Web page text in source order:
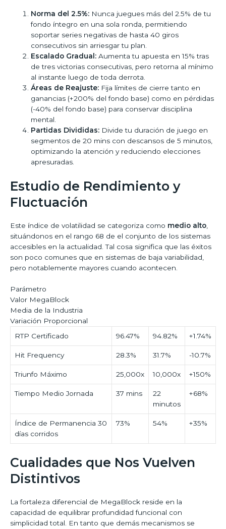
Norma del 2.5%: Nunca juegues más del 2.5% de tu
fondo íntegro en una sola ronda, permitiendo
soportar series negativas de hasta 40 giros
consecutivos sin arriesgar tu plan.
Escalado Gradual: Aumenta tu apuesta en 15% tras
de tres victorias consecutivas, pero retorna al mínimo
al instante luego de toda derrota.
Áreas de Reajuste: Fija límites de cierre tanto en
ganancias (+200% del fondo base) como en pérdidas
(-40% del fondo base) para conservar disciplina
mental.
Partidas Divididas: Divide tu duración de juego en
segmentos de 20 mins con descansos de 5 minutos,
optimizando la atención y reduciendo elecciones
apresuradas.
Estudio de Rendimiento y
Fluctuación
Este índice de volatilidad se categoriza como medio alto
situándonos en el rango 68 de el conjunto de los sistemas
accesibles en la actualidad. Tal cosa significa que las éxitos
son poco comunes que en sistemas de baja variabilidad,
pero notablemente mayores cuando acontecen.
Parámetro
Valor MegaBlock
Media de la Industria
Variación Proporcional
RTP Certificado
96.47% 94.82% +1.74%
Hit Frequency 28.3% 31.7% -10.7%
Triunfo Máximo 25,000x 10,000x +150%
Tiempo Medio Jornada 37 mins
22
minutos
+68%
Índice de Permanencia 30
días corridos
73% 54% +35%
Cualidades que Nos Vuelven
Distintivos
La fortaleza diferencial de MegaBlock reside en la
capacidad de equilibrar profundidad funcional con
simplicidad total. En tanto que demás mecanismos se